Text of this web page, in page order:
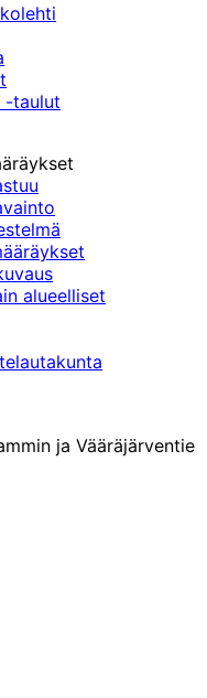
-taulut
alueelliset
ja Vääräjärventie